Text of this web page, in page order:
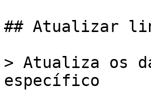
## Atualizar
> Atualiza os
específico